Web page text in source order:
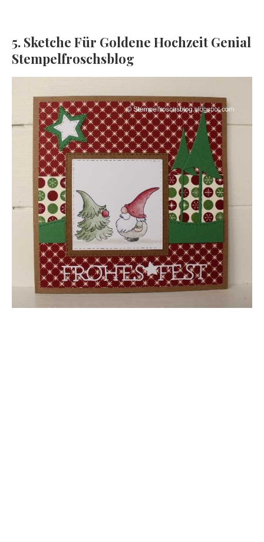
5. Sketche Für Goldene Hochzeit Genial
Stempelfroschsblog